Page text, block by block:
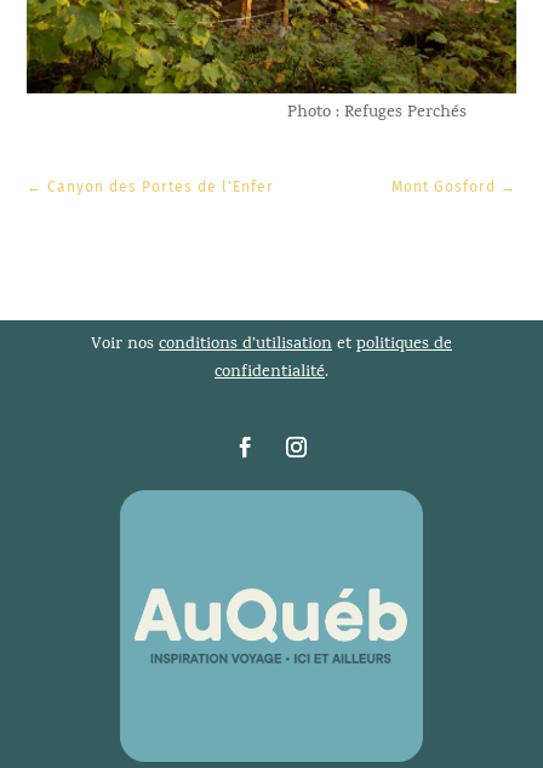
Photo : Refuges Perchés
←Canyon des Portes de l'Enfer Mont Gosford →
Voir nosconditions d’utilisationetpolitiques de
confidentialité.